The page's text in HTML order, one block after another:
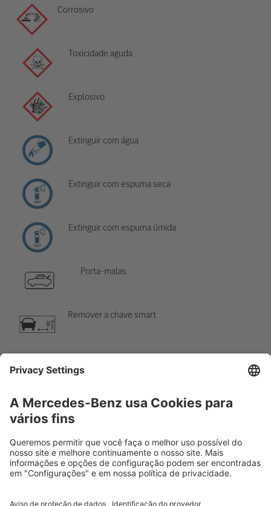
Corrosivo
Toxicidade aguda
Explosivo
Extinguir com água
Extinguir com espuma seca
Extinguir com espuma úmida
Porta-malas
Remover a chave smart
Sistema de ar-condicionado
Perigo, baixa temperatura